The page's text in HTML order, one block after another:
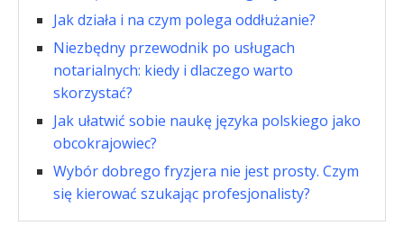
Jak działa i na czym polega oddłużanie?
Niezbędny przewodnik po usługach
notarialnych: kiedy i dlaczego warto
skorzystać?
Jak ułatwić sobie naukę języka polskiego jako
obcokrajowiec?
Wybór dobrego fryzjera nie jest prosty. Czym
się kierować szukając profesjonalisty?